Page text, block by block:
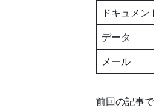
ドキュメン
データ
メール
前回の記事